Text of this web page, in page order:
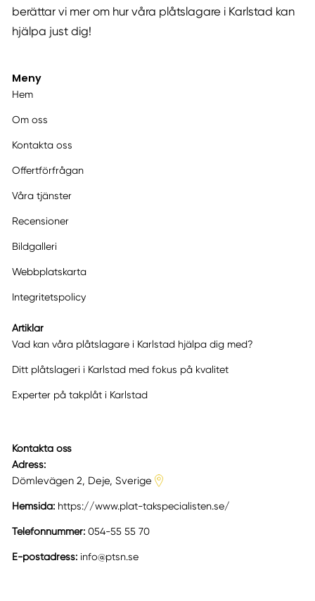
berättar vi mer om hur våra plåtslagare i Karlstad kan
hjälpa just dig!
Meny
Hem
Om oss
Kontakta oss
Offertförfrågan
Våra tjänster
Recensioner
Bildgalleri
Webbplatskarta
Integritetspolicy
Artiklar
Vad kan våra plåtslagare i Karlstad hjälpa dig med?
Ditt plåtslageri i Karlstad med fokus på kvalitet
Experter på takplåt i Karlstad
Kontakta oss
Adress:
Dömlevägen 2, Deje, Sverige
Hemsida: https://www.plat-takspecialisten.se/
Telefonnummer: 054-55 55 70
E-postadress: info@ptsn.se